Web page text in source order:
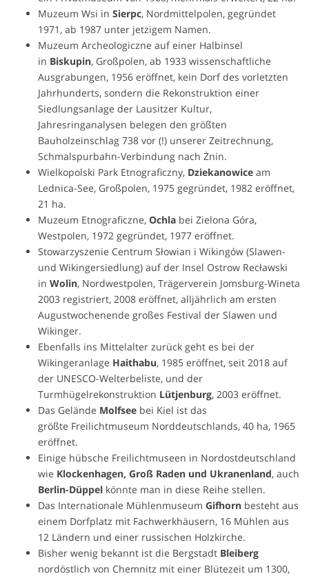
Muzeum Wsi in Sierpc, Nordmittelpolen, gegründet
1971, ab 1987 unter jetzigem Namen.
Muzeum Archeologiczne auf einer Halbinsel
in Biskupin, Großpolen, ab 1933 wissenschaftliche
Ausgrabungen, 1956 eröffnet, kein Dorf des vorletzten
Jahrhunderts, sondern die Rekonstruktion einer
Siedlungsanlage der Lausitzer Kultur,
Jahresringanalysen belegen den größten
Bauholzeinschlag 738 vor (!) unserer Zeitrechnung,
Schmalspurbahn-Verbindung nach Żnin.
Wielkopolski Park Etnograficzny, Dziekanowiceam
Lednica-See, Großpolen, 1975 gegründet, 1982 eröffnet,
21 ha.
Muzeum Etnograficzne, Ochlabei Zielona Góra,
Westpolen, 1972 gegründet, 1977 eröffnet.
Stowarzyszenie Centrum Słowian i Wikingów (Slawen-
und Wikingersiedlung) auf der Insel Ostrow Recławski
in Wolin, Nordwestpolen, Trägerverein Jomsburg-Wineta
2003 registriert, 2008 eröffnet, alljährlich am ersten
Augustwochenende großes Festival der Slawen und
Wikinger.
Ebenfalls ins Mittelalter zurück geht es bei der
Wikingeranlage Haithabu, 1985 eröffnet, seit 2018 auf
der UNESCO-Welterbeliste, und der
Turmhügelrekonstruktion Lütjenburg, 2003 eröffnet.
Das Gelände Molfseebei Kiel ist das
größte Freilichtmuseum Norddeutschlands, 40 ha, 1965
eröffnet.
Einige hübsche Freilichtmuseen in Nordostdeutschland
wie Klockenhagen, Groß Raden und Ukranenland, auch
Berlin-Düppelkönnte man in diese Reihe stellen.
Das Internationale Mühlenmuseum Gifhornbesteht aus
einem Dorfplatz mit Fachwerkhäusern, 16 Mühlen aus
12 Ländern und einer russischen Holzkirche.
Bisher wenig bekannt ist die Bergstadt Bleiberg
nordöstlich von Chemnitz mit einer Blütezeit um 1300,